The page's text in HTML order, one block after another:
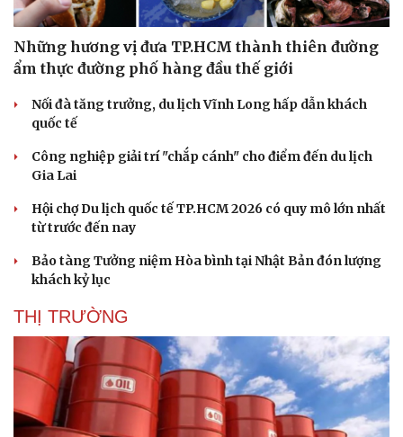
Hạt giống tâm hồn
Những hương vị đưa TP.HCM thành thiên đường
ẩm thực đường phố hàng đầu thế giới
Nối đà tăng trưởng, du lịch Vĩnh Long hấp dẫn khách
quốc tế
Công nghiệp giải trí "chắp cánh" cho điểm đến du lịch
Gia Lai
Hội chợ Du lịch quốc tế TP.HCM 2026 có quy mô lớn nhất
từ trước đến nay
Bảo tàng Tưởng niệm Hòa bình tại Nhật Bản đón lượng
khách kỷ lục
THỊ TRƯỜNG